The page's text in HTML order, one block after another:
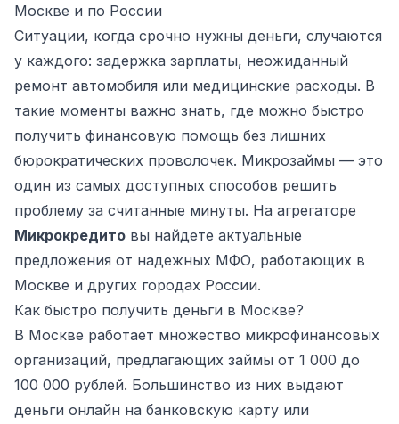
Москве и по России
Ситуации, когда срочно нужны деньги, случаются
у каждого: задержка зарплаты, неожиданный
ремонт автомобиля или медицинские расходы. В
такие моменты важно знать, где можно быстро
получить финансовую помощь без лишних
бюрократических проволочек. Микрозаймы — это
один из самых доступных способов решить
проблему за считанные минуты. На агрегаторе
Микрокредито вы найдете актуальные
предложения от надежных МФО, работающих в
Москве и других городах России.
Как быстро получить деньги в Москве?
В Москве работает множество микрофинансовых
организаций, предлагающих займы от 1 000 до
100 000 рублей. Большинство из них выдают
деньги онлайн на банковскую карту или